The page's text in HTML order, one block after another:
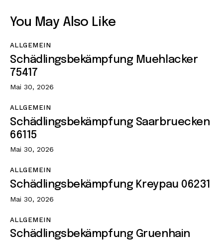
You May Also Like
ALLGEMEIN
Schädlingsbekämpfung Muehlacker
75417
Mai 30, 2026
ALLGEMEIN
Schädlingsbekämpfung Saarbruecken
66115
Mai 30, 2026
ALLGEMEIN
Schädlingsbekämpfung Kreypau 06231
Mai 30, 2026
ALLGEMEIN
Schädlingsbekämpfung Gruenhain